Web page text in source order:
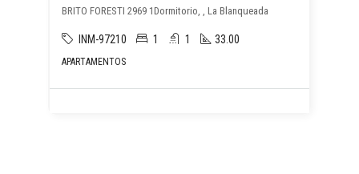
BRITO FORESTI 2969 1Dormitorio, , La Blanqueada
INM-97210 1 1 33.00
APARTAMENTOS